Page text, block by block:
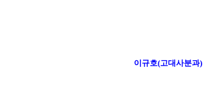
이규호(고대사분과)